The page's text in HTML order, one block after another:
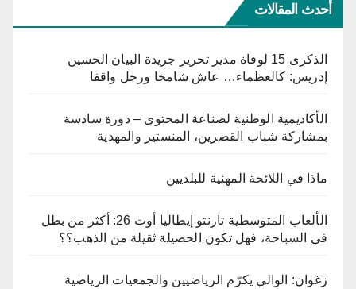
أحدث المقالات
الذكرى 15 لوفاة مدير تحرير جريدة البيان الحسين
إدريس: كالعظماء… عاش شامخا ورحل واقفا
الأكاديمية الوطنية لصناعة المحتوى – دورة سادسة
بمشاركة شباب القصرين، المنستير والمهدية
ماذا في اللائحة المهنية للبلديين
الألعاب المتوسطية تارنتو إيطاليا أوت 26: أكثر من بطل
في السباحة، فهل تكون الحصيلة ثقيلة من الذهب؟؟
زغوان: الوالي يكرّم الرياضيين والجمعيات الرياضية